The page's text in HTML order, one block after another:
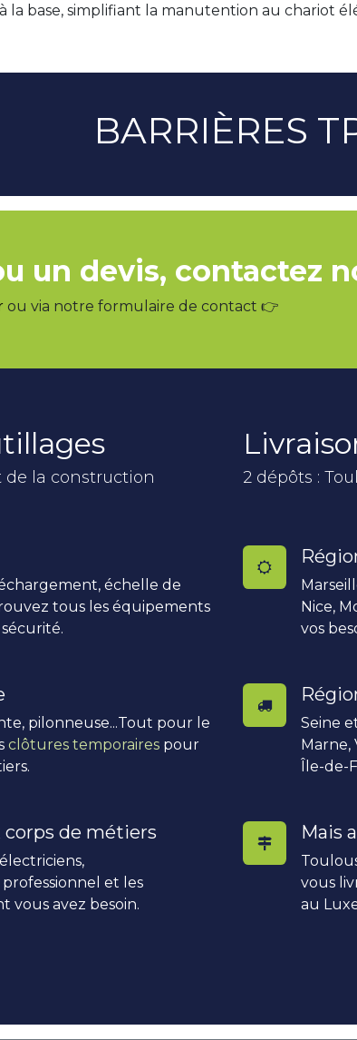
la base, simplifiant la manutention au chariot
BARRIÈRES
un devis, contactez
ou via notre formulaire de contact 👉
de la construction
échelle de
tous les équipements
pilonneuse...Tout pour le
clôtures temporaires pour
corps de métiers
et les
vous avez besoin.
2 dépôts :
Nice,
vos
Seine
Marne,
Île-de-
Mais
vous
au